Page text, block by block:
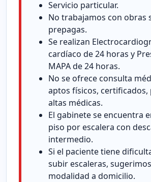
Servicio particular.
No trabajamos con obras
prepagas.
Se realizan
cardíaco de 24 horas y
MAPA de 24 horas.
No se ofrece consulta
aptos físicos, certificados,
altas médicas.
El gabinete se encuentra
piso por escalera con
intermedio.
Si el paciente tiene
subir escaleras,
modalidad a domicilio.